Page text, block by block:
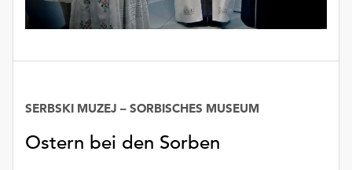
Ostern bei den Sorben
SERBSKI MUZEJ – SORBISCHES MUSEUM